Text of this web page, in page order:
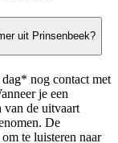
uit Prinsenbeek?
dag* nog contact met
je een
van de uitvaart
De
te luisteren naar